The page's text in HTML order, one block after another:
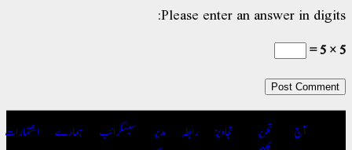
Please enter an answer in
تجاویز رابطہ سبسکرائب
ہمارے
اشتہارات